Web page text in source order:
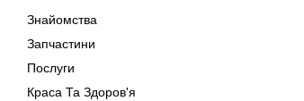
Знайомства
Запчастини
Послуги
Краса Та Здоров'я